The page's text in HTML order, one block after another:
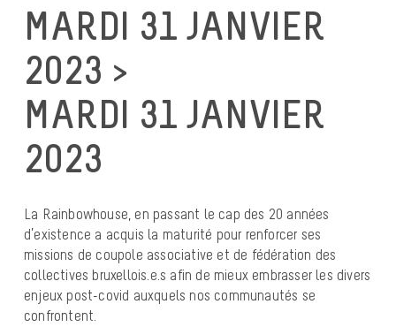
MARDI 31 JANVIER
2023 >
MARDI 31 JANVIER
2023
La Rainbowhouse, en passant le cap des 20 années
d’existence a acquis la maturité pour renforcer ses
missions de coupole associative et de fédération des
collectives bruxellois.e.s afin de mieux embrasser les divers
enjeux post-covid auxquels nos communautés se
confrontent.